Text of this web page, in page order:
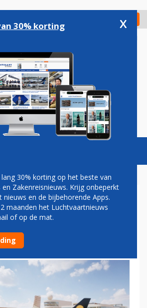
Check in
Podcasts Vacatures
VOOR
MET
IN BELGIË
30% korting x
30% korting op het beste van
Zakenreisnieuws. Krijg onbeperkt
en de bijbehorende Apps.
maanden het Luchtvaartnieuws
of op de mat.